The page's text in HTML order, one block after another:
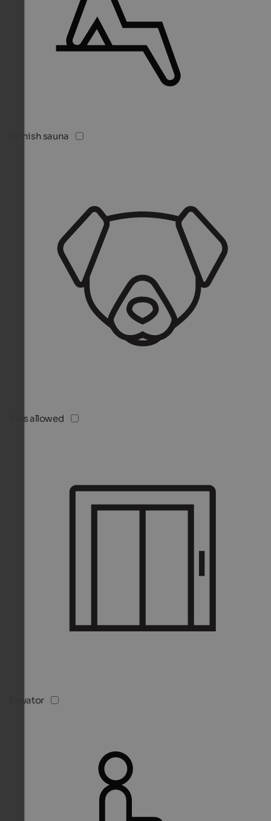
Finnish sauna
Pets allowed
Elevator